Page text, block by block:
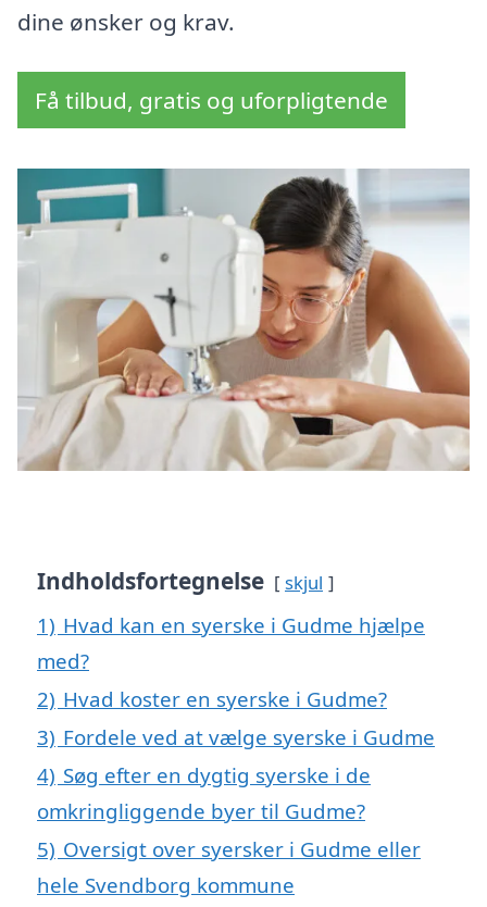
dine ønsker og krav.
Få tilbud, gratis og uforpligtende
Indholdsfortegnelse skjul
1) Hvad kan en syerske i Gudme hjælpe
med?
2) Hvad koster en syerske i Gudme?
3) Fordele ved at vælge syerske i Gudme
4) Søg efter en dygtig syerske i de
omkringliggende byer til Gudme?
5) Oversigt over syersker i Gudme eller
hele Svendborg kommune